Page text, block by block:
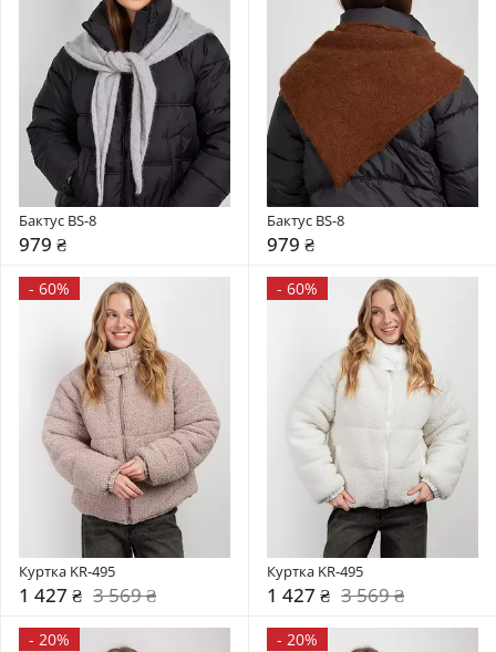
Бактус BS-8
979 ₴
Бактус BS-8
979 ₴
- 60%
Куртка KR-495
1 427 ₴ 3 569 ₴
- 60%
Куртка KR-495
1 427 ₴ 3 569 ₴
- 20% - 20%